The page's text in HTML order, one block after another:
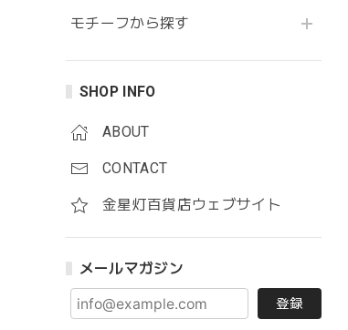
モチーフから探す
SHOP INFO
ABOUT
CONTACT
金星灯百貨店ウェブサイト
メールマガジン
登録